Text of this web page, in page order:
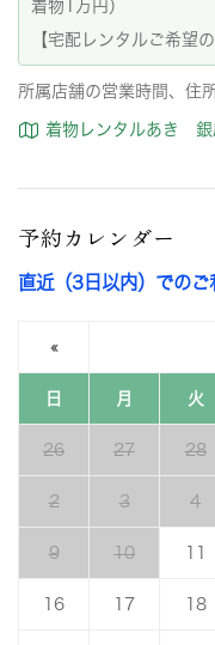
着物1万円）
【宅配レンタルご希望の
所属店舗の営業時間、住
着物レンタルあき 銀
予約カレンダー
直近（3日以内）でのご
«
日 月 火
26 27 28
2 3 4
9 10 11
16 17 18